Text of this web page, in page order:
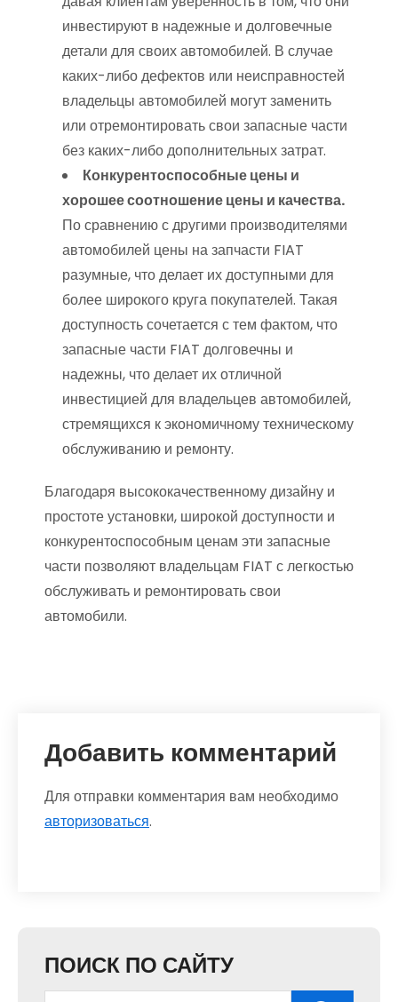
инвестируют в надежные и долговечные
детали для своих автомобилей. В случае
каких-либо дефектов или неисправностей
владельцы автомобилей могут заменить
или отремонтировать свои запасные части
без каких-либо дополнительных затрат.
Конкурентоспособные цены и
хорошее соотношение цены и качества.
По сравнению с другими производителями
автомобилей цены на запчасти FIAT
разумные, что делает их доступными для
более широкого круга покупателей. Такая
доступность сочетается с тем фактом, что
запасные части FIAT долговечны и
надежны, что делает их отличной
инвестицией для владельцев автомобилей,
стремящихся к экономичному техническому
обслуживанию и ремонту.
Благодаря высококачественному дизайну и
простоте установки, широкой доступности и
конкурентоспособным ценам эти запасные
части позволяют владельцам FIAT с легкостью
обслуживать и ремонтировать свои
автомобили.
Добавить комментарий
Для отправки комментария вам необходимо
авторизоваться.
ПОИСК ПО САЙТУ